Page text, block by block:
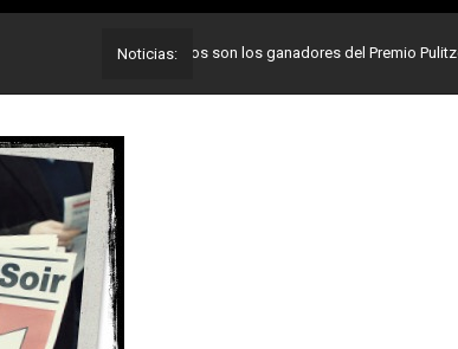
Noticias:
del periodismo: Estos son los ganadores del Premio Pulitzer 2024